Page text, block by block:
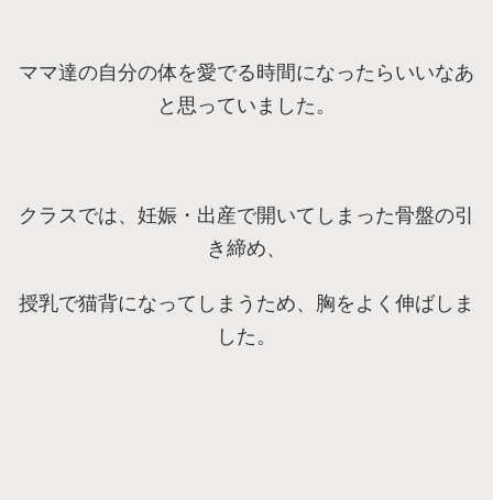
ママ達の自分の体を愛でる時間になったらいいなあ
と思っていました。
クラスでは、妊娠・出産で開いてしまった骨盤の引
き締め、
授乳で猫背になってしまうため、胸をよく伸ばしま
した。